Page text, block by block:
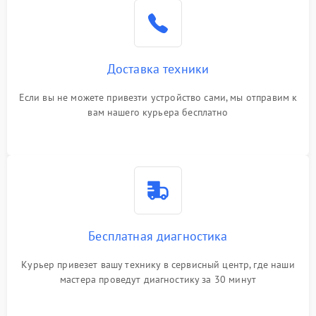
Доставка техники
Если вы не можете привезти устройство сами, мы отправим к
вам нашего курьера бесплатно
Бесплатная диагностика
Курьер привезет вашу технику в сервисный центр, где наши
мастера проведут диагностику за 30 минут